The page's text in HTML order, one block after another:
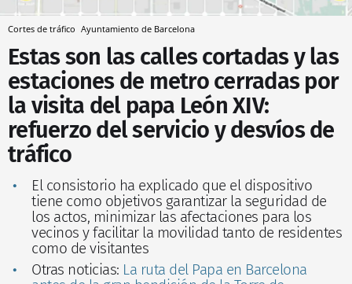
Cortes de tráfico Ayuntamiento de Barcelona
Estas son las calles cortadas y las
estaciones de metro cerradas por
la visita del papa León XIV:
refuerzo del servicio y desvíos de
tráfico
El consistorio ha explicado que el dispositivo
tiene como objetivos garantizar la seguridad de
los actos, minimizar las afectaciones para los
vecinos y facilitar la movilidad tanto de residentes
como de visitantes
Otras noticias: La ruta del Papa en Barcelona